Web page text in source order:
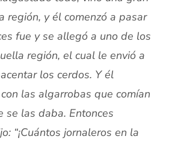
región, y él comenzó a pasar
fue y se allegó a uno de los
región, el cual le envió a
los cerdos. Y él
las algarrobas que comían
se las daba. Entonces
“¡Cuántos jornaleros en la